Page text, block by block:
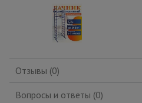
Отзывы (0)
Вопросы и ответы (0)